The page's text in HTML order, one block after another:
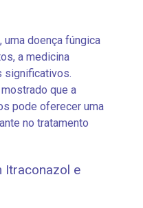
doença fúngica
a medicina
significativos.
que a
pode oferecer uma
no tratamento
Itraconazol e